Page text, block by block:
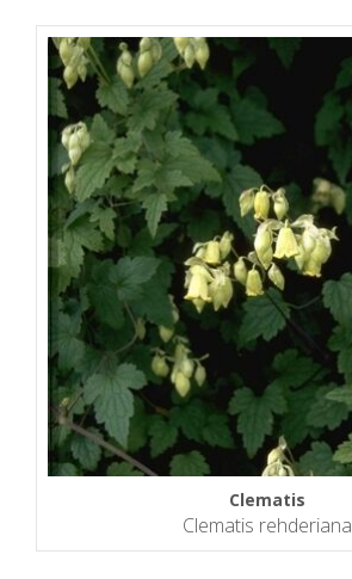
Clematis
Clematis rehderiana